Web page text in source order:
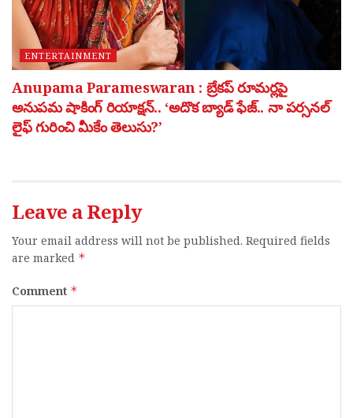
ENTERTAINMENT
Anupama Parameswaran : బ్రేకప్ రూమర్లపై
అనుపమ షాకింగ్ రియాక్షన్.. ‘అదొక బ్యాడ్ ఫేజ్.. నా పర్సనల్
లైఫ్ గురించి మీకేం తెలుసు?’
Leave a Reply
Your email address will not be published. Required fields
are marked *
Comment *